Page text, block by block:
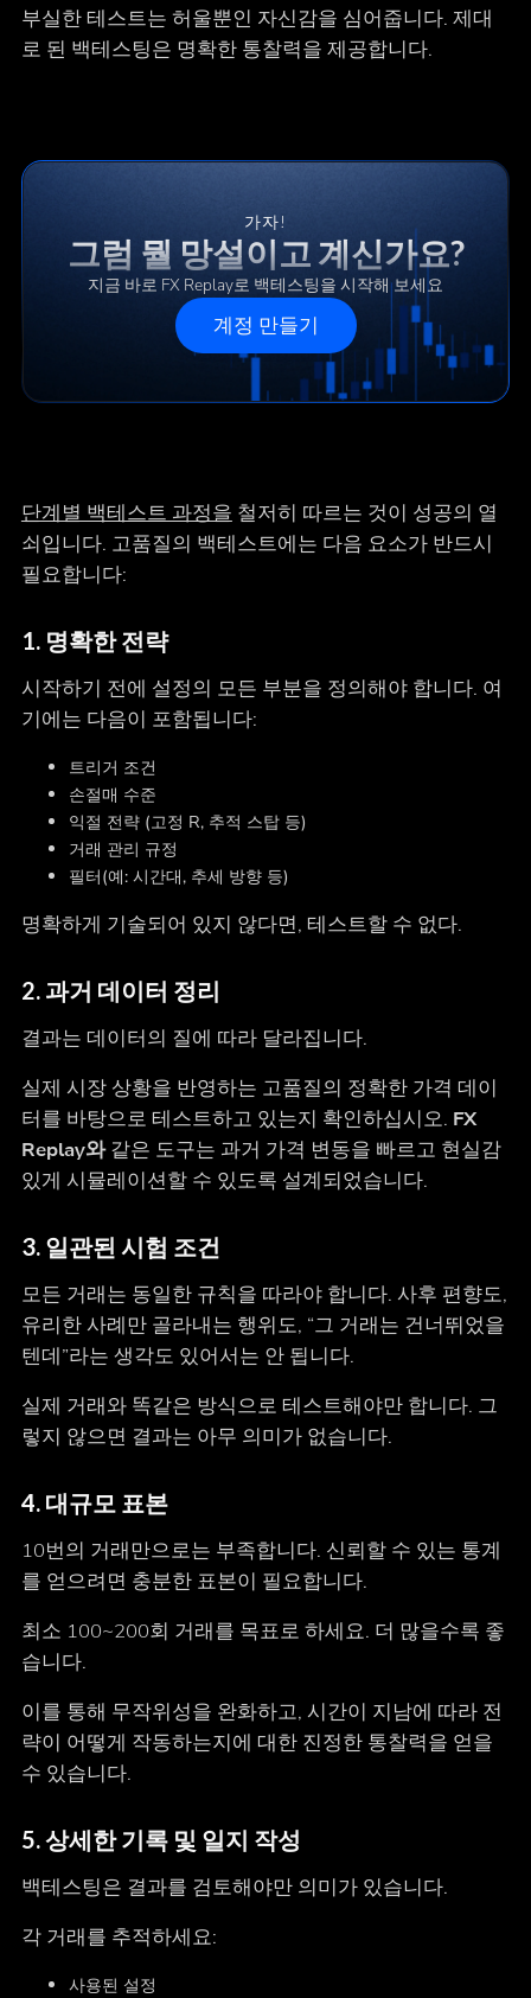
부실한 테스트는 허울뿐인 자신감을 심어줍니다. 제대
로 된 백테스팅은 명확한 통찰력을 제공합니다.
가자!
그럼 뭘 망설이고 계신가요?
지금 바로 FX Replay로 백테스팅을 시작해 보세요
계정 만들기
단계별 백테스트 과정을 철저히 따르는 것이 성공의 열
쇠입니다. 고품질의 백테스트에는 다음 요소가 반드시
필요합니다:
1. 명확한 전략
시작하기 전에 설정의 모든 부분을 정의해야 합니다. 여
기에는 다음이 포함됩니다:
트리거 조건
손절매 수준
익절 전략 (고정 R, 추적 스탑 등)
거래 관리 규정
필터(예: 시간대, 추세 방향 등)
명확하게 기술되어 있지 않다면, 테스트할 수 없다.
2. 과거 데이터 정리
결과는 데이터의 질에 따라 달라집니다.
실제 시장 상황을 반영하는 고품질의 정확한 가격 데이
터를 바탕으로 테스트하고 있는지 확인하십시오. FX
Replay와같은 도구는 과거 가격 변동을 빠르고 현실감
있게 시뮬레이션할 수 있도록 설계되었습니다.
3. 일관된 시험 조건
모든 거래는 동일한 규칙을 따라야 합니다. 사후 편향도,
유리한 사례만 골라내는 행위도, “그 거래는 건너뛰었을
텐데”라는 생각도 있어서는 안 됩니다.
실제 거래와 똑같은 방식으로 테스트해야만 합니다. 그
렇지 않으면 결과는 아무 의미가 없습니다.
4. 대규모 표본
10번의 거래만으로는 부족합니다. 신뢰할 수 있는 통계
를 얻으려면 충분한 표본이 필요합니다.
최소 100~200회 거래를 목표로 하세요. 더 많을수록 좋
습니다.
이를 통해 무작위성을 완화하고, 시간이 지남에 따라 전
략이 어떻게 작동하는지에 대한 진정한 통찰력을 얻을
수 있습니다.
5.상세한 기록 및 일지 작성
백테스팅은 결과를 검토해야만 의미가 있습니다.
각 거래를 추적하세요:
사용된 설정